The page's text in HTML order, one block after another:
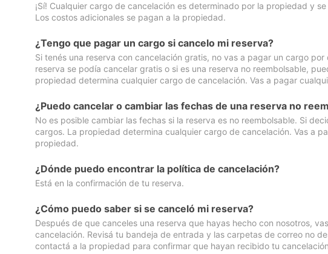
¡Sí! Cualquier cargo de cancelación es determinado por la propiedad y
Los costos adicionales se pagan a la propiedad.
¿Tengo que pagar un cargo si cancelo mi reserva?
Si tenés una reserva con cancelación gratis, no vas a pagar un cargo
reserva se podía cancelar gratis o si es una reserva no reembolsable,
propiedad determina cualquier cargo de cancelación. Vas a pagar
¿Puedo cancelar o cambiar las fechas de una reserva no
No es posible cambiar las fechas si la reserva es no reembolsable. Si
cargos. La propiedad determina cualquier cargo de cancelación. Vas a
propiedad.
¿Dónde puedo encontrar la política de cancelación?
Está en la confirmación de tu reserva.
¿Cómo puedo saber si se canceló mi reserva?
Después de que canceles una reserva que hayas hecho con nosotros,
cancelación. Revisá tu bandeja de entrada y las carpetas de correo no
contactá a la propiedad para confirmar que hayan recibido tu